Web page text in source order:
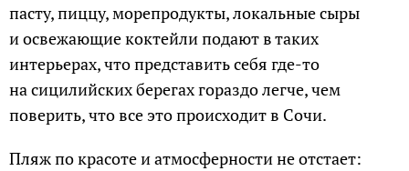
пасту, пиццу, морепродукты, локальные сыры
и освежающие коктейли подают в таких
интерьерах, что представить себя где-то
на сицилийских берегах гораздо легче, чем
поверить, что все это происходит в Сочи.
Пляж по красоте и атмосферности не отстает: